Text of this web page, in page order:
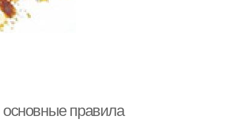
правила